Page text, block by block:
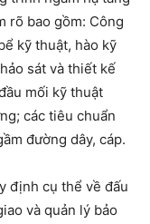
rõ bao gồm: Công
kỹ thuật, hào kỹ
sát và thiết kế
mối kỹ thuật
các tiêu chuẩn
đường dây, cáp.
định cụ thể về đấu
và quản lý bảo